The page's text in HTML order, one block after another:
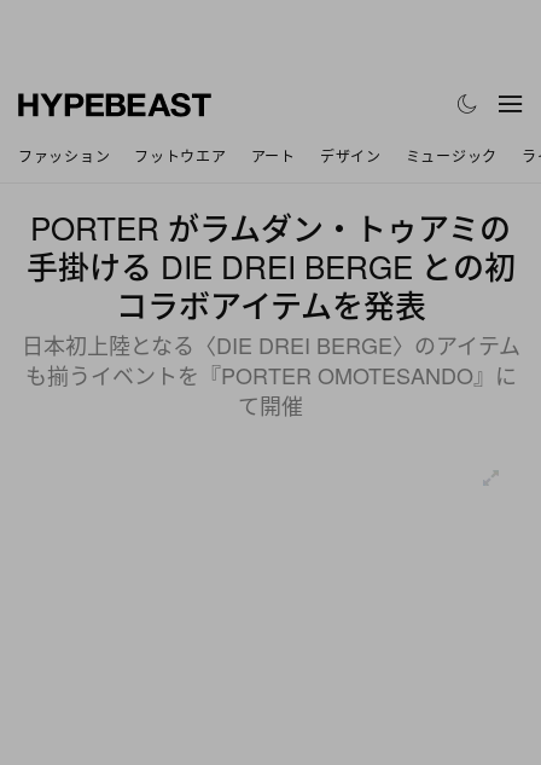
ファッション フットウエア アート デザイン ミュージック
PORTER がラムダン・トゥアミの
手掛ける DIE DREI BERGE との初
コラボアイテムを発表
日本初上陸となる〈DIE DREI BERGE〉のアイテム
も揃うイベントを『PORTER OMOTESANDO』に
て開催